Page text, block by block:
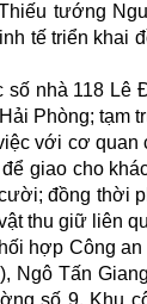
tướng
tế triển
nhà 118
Phòng;
với cơ
giao cho
đồng thời
thu giữ liên
hợp Công
Ngô Tấn
số 9, Khu